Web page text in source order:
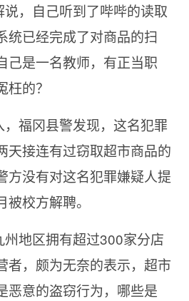
，自己听到了哔哔的读取
统已经完成了对商品的扫
己是一名教师，有正当职
的？
福冈县警发现，这名犯罪
天接连有过窃取超市商品的
方没有对这名犯罪嫌疑人提
校方解聘。
地区拥有超过300家分店
者，颇为无奈的表示，超市
恶意的盗窃行为，哪些是